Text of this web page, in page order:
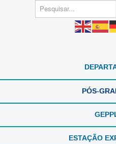
PÓS-
ESTAÇÃO